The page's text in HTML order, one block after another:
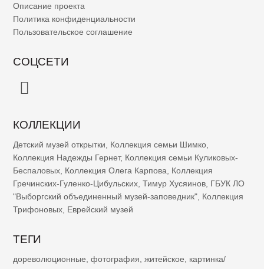
Описание проекта
Политика конфиденциальности
Пользовательское соглашение
СОЦСЕТИ
КОЛЛЕКЦИИ
Детский музей открытки Коллекция семьи Шимко
Коллекция Надежды Гернет, Коллекция семьи Куликовых-
Беспаловых Коллекция Олега Карпова
Коллекция
Гречинских-Гуленко-Цибульских Тимур Хусяинов ГБУК ЛО
"Выборгский объединенный музей-заповедник" Коллекция
Трифоновых Еврейский музей
ТЕГИ
дореволюционные фотография житейское
картинка/